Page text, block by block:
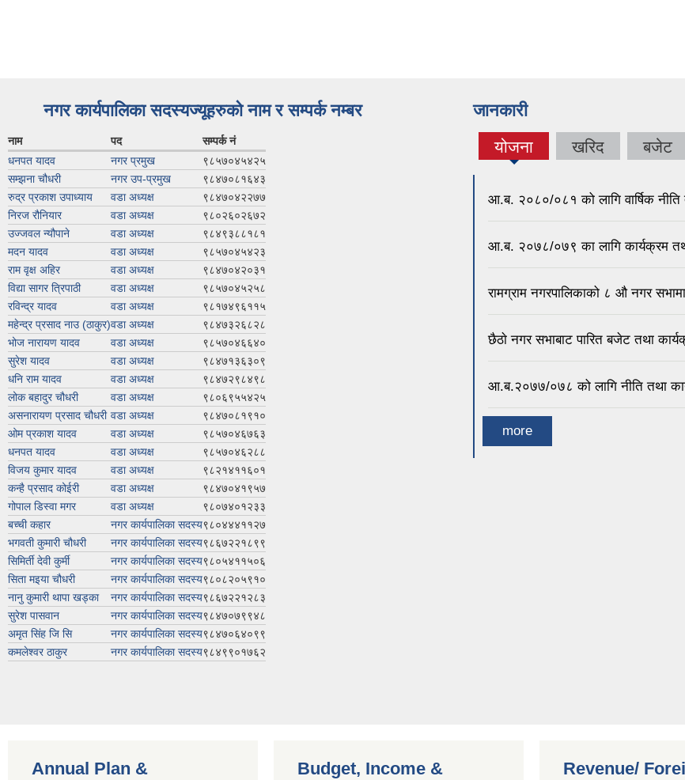
नगर कार्यपालिका सदस्यज्यूहरुको नाम र सम्पर्क नम्बर
नाम पद
सम्पर्क नं
धनपत यादव
नगर प्रमुख
९८५७०४५४२५
सम्झना चौधरी
नगर उप-प्रमुख
९८४७०८१६४३
रुद्र प्रकाश उपाध्याय
वडा अध्यक्ष
९८४७०४२२७७
निरज रौनियार
वडा अध्यक्ष
९८०२६०२६७२
उज्जवल न्यौपाने
वडा अध्यक्ष
९८४९३८८१८१
मदन यादव
वडा अध्यक्ष
९८५७०४५४२३
राम वृक्ष अहिर
वडा अध्यक्ष
९८४७०४२०३१
विद्या सागर त्रिपाठी
वडा अध्यक्ष
९८५७०४५२५८
रविन्द्र यादव
वडा अध्यक्ष
९८१७४९६११५
महेन्द्र प्रसाद नाउ (ठाकुर)वडा अध्यक्ष
९८४७३२६८२८
भोज नारायण यादव
वडा अध्यक्ष
९८५७०४६६४०
सुरेश यादव
वडा अध्यक्ष
९८४७१३६३०९
धनि राम यादव
वडा अध्यक्ष
९८४७२९८४९८
लोक बहादुर चौधरी
वडा अध्यक्ष
९८०६९५५४२५
असनारायण प्रसाद चौधरी वडा अध्यक्ष
९८४७०८१९१०
ओम प्रकाश यादव
वडा अध्यक्ष
९८५७०४६७६३
धनपत यादव
वडा अध्यक्ष
९८५७०४६२८८
विजय कुमार यादव
वडा अध्यक्ष
९८२१४११६०१
कन्है प्रसाद कोईरी
वडा अध्यक्ष
९८४७०४१९५७
गोपाल डिस्वा मगर
वडा अध्यक्ष
९८०७४०१२३३
बच्ची कहार
नगर कार्यपालिका सदस्य९८०४४४११२७
भगवती कुमारी चौधरी
नगर कार्यपालिका सदस्य९८६७२२१८९९
सिमिर्ती देवी कुर्मी
नगर कार्यपालिका सदस्य९८०५४११५०६
सिता मइया चौधरी
नगर कार्यपालिका सदस्य९८०८२०५९१०
नानु कुमारी थापा खड्का
नगर कार्यपालिका सदस्य९८६७२२१२८३
सुरेश पासवान
नगर कार्यपालिका सदस्य९८४७०७९९४८
अमृत सिंह जि सि
नगर कार्यपालिका सदस्य९८४७०६४०९९
कमलेश्वर ठाकुर
नगर कार्यपालिका सदस्य९८४९९०१७६२
जानकारी
योजना
(active
खरिद बजेट
आ.ब. २०८०/०८१ को लागि वार्षिक नीति
आ.ब. २०७८/०७९ का लागि कार्यक्रम
‍रामग्राम नगरपालिकाको ८ औ नगर
छै‌ठाे नगर सभाबाट पारित बजेट तथा
आ.ब.२०७७/०७८ को लागि नीति तथा
more
Annual Plan &
Budget, Income &
Revenue/